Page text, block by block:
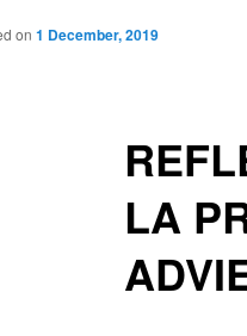
LA
on 1 December, 2019